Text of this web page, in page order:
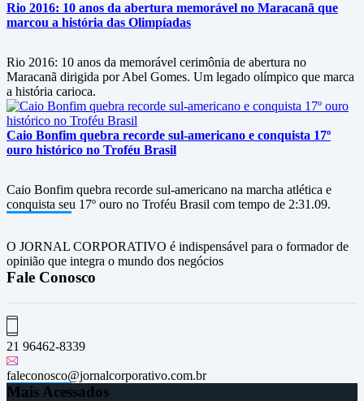
Rio 2016: 10 anos da abertura memorável no Maracanã que
marcou a história das Olimpíadas
Rio 2016: 10 anos da memorável cerimônia de abertura no
Maracanã dirigida por Abel Gomes. Um legado olímpico que marca
a história carioca.
Caio Bonfim quebra recorde sul-americano e conquista 17º
ouro histórico no Troféu Brasil
Caio Bonfim quebra recorde sul-americano na marcha atlética e
conquista seu 17º ouro no Troféu Brasil com tempo de 2:31.09.
O JORNAL CORPORATIVO é indispensável para o formador de
opinião que integra o mundo dos negócios
Fale Conosco
21 96462-8339
faleconosco@jornalcorporativo.com.br
Mais Acessados